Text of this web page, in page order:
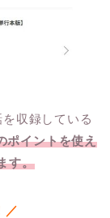
収録している
ポイントを使え
す。
／